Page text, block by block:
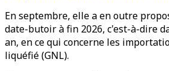
En septembre, elle a en outre
date-butoir à fin 2026, c'est-à-dire
an, en ce qui concerne les
liquéfié (GNL).